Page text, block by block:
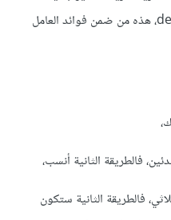
devic ولا يعلم أنه تقصد المتغير device، هذه من ضمن فوائد العامل
فالطريقة الثانية أنسب،
فالطريقة الثانية ستكون